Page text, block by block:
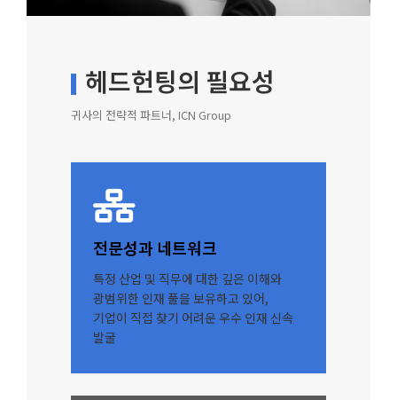
헤드헌팅의 필요성
귀사의 전략적 파트너, ICN Group
전문성과 네트워크
특정 산업 및 직무에 대한 깊은 이해와
광범위한 인재 풀을 보유하고 있어,
기업이 직접 찾기 어려운 우수 인재 신속
발굴